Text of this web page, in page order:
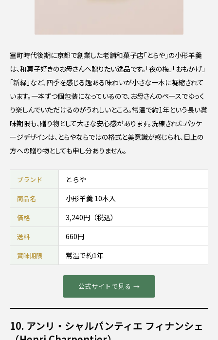
室町時代後期に京都で創業した老舗和菓子店「とらや」の小形羊羹
は、和菓子好きのお母さんへ贈りたい逸品です。「夜の梅」「おもかげ」
「新緑」など、四季を感じる趣ある味わいが小さな一本に凝縮されて
います。一本ずつ個包装になっているので、お母さんのペースでゆっく
り楽しんでいただけるのがうれしいところ。常温で約1年という長い賞
味期限も、贈り物として大きな安心感があります。洗練されたパッケ
ージデザインは、とらやならではの格式と美意識が感じられ、目上の
方への贈り物としても申し分ありません。
ブランド とらや
商品名 小形羊羹 10本入
価格 3,240円（税込）
送料 660円
賞味期限 常温で約1年
公式サイトで見る →
10. アンリ・シャルパンティエ フィナンシェ